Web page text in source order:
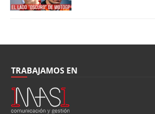
TRABAJAMOS EN